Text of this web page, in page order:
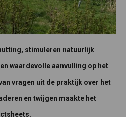
stimuleren natuurlijk
waardevolle aanvulling op het
vragen uit de praktijk over het
en twijgen maakte het